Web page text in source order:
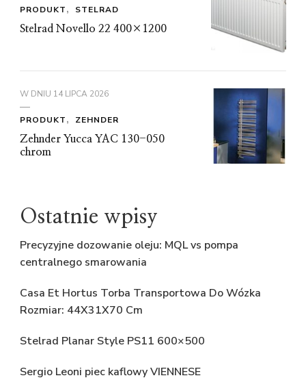
PRODUKT
STELRAD
Stelrad Novello 22 400×1200
W DNIU 14 LIPCA 2026
PRODUKT
ZEHNDER
Zehnder Yucca YAC 130-050
chrom
Ostatnie wpisy
Precyzyjne dozowanie oleju: MQL vs pompa
centralnego smarowania
Casa Et Hortus Torba Transportowa Do Wózka
Rozmiar: 44X31X70 Cm
Stelrad Planar Style PS11 600×500
Sergio Leoni piec kaflowy VIENNESE